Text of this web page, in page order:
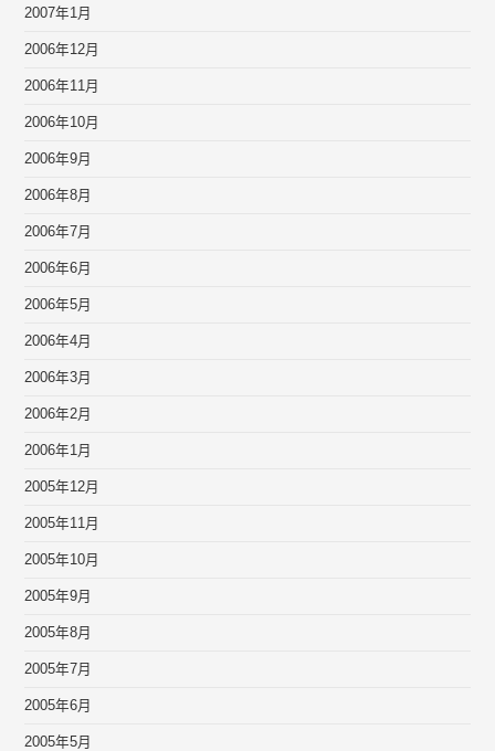
2007年1月
2006年12月
2006年11月
2006年10月
2006年9月
2006年8月
2006年7月
2006年6月
2006年5月
2006年4月
2006年3月
2006年2月
2006年1月
2005年12月
2005年11月
2005年10月
2005年9月
2005年8月
2005年7月
2005年6月
2005年5月